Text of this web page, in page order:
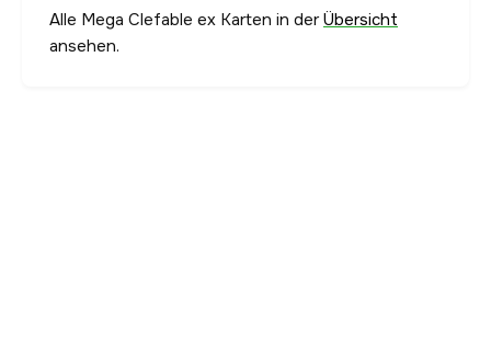
Alle Mega Clefable ex Karten in derÜbersicht
ansehen.